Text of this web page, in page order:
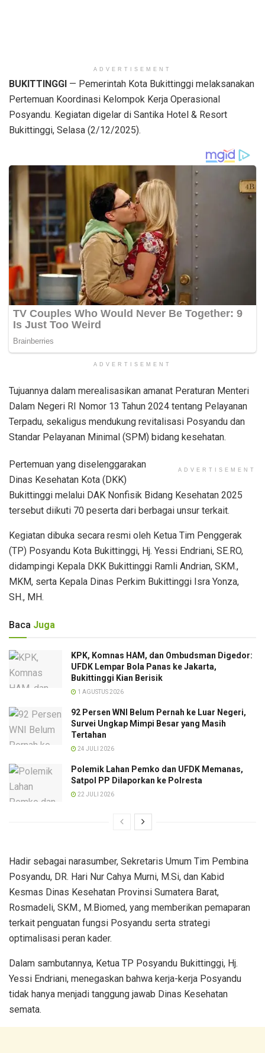
ADVERTISEMENT
BUKITTINGGI — Pemerintah Kota Bukittinggi melaksanakan
Pertemuan Koordinasi Kelompok Kerja Operasional
Posyandu. Kegiatan digelar di Santika Hotel & Resort
Bukittinggi, Selasa (2/12/2025).
ADVERTISEMENT
Tujuannya dalam merealisasikan amanat Peraturan Menteri
Dalam Negeri RI Nomor 13 Tahun 2024 tentang Pelayanan
Terpadu, sekaligus mendukung revitalisasi Posyandu dan
Standar Pelayanan Minimal (SPM) bidang kesehatan.
ADVERTISEMENT
Pertemuan yang diselenggarakan
Dinas Kesehatan Kota (DKK)
Bukittinggi melalui DAK Nonfisik Bidang Kesehatan 2025
tersebut diikuti 70 peserta dari berbagai unsur terkait.
Kegiatan dibuka secara resmi oleh Ketua Tim Penggerak
(TP) Posyandu Kota Bukittinggi, Hj. Yessi Endriani, SE.RO,
didampingi Kepala DKK Bukittinggi Ramli Andrian, SKM.,
MKM, serta Kepala Dinas Perkim Bukittinggi Isra Yonza,
SH., MH.
Baca Juga
KPK, Komnas HAM, dan Ombudsman Digedor:
UFDK Lempar Bola Panas ke Jakarta,
Bukittinggi Kian Berisik
1 AGUSTUS 2026
92 Persen WNI Belum Pernah ke Luar Negeri,
Survei Ungkap Mimpi Besar yang Masih
Tertahan
24 JULI 2026
Polemik Lahan Pemko dan UFDK Memanas,
Satpol PP Dilaporkan ke Polresta
22 JULI 2026
Hadir sebagai narasumber, Sekretaris Umum Tim Pembina
Posyandu, DR. Hari Nur Cahya Murni, M.Si, dan Kabid
Kesmas Dinas Kesehatan Provinsi Sumatera Barat,
Rosmadeli, SKM., M.Biomed, yang memberikan pemaparan
terkait penguatan fungsi Posyandu serta strategi
optimalisasi peran kader.
Dalam sambutannya, Ketua TP Posyandu Bukittinggi, Hj.
Yessi Endriani, menegaskan bahwa kerja-kerja Posyandu
tidak hanya menjadi tanggung jawab Dinas Kesehatan
semata.